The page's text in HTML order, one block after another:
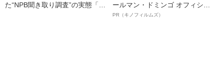
た“NPB聞き取り調査”の実態「選
ールマン・ドミンゴ オフィシャ
ルインタビュー“観客を魅了した
PR（キノフィルムズ）